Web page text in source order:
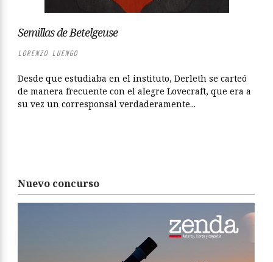
Semillas de Betelgeuse
LORENZO LUENGO
Desde que estudiaba en el instituto, Derleth se carteó
de manera frecuente con el alegre Lovecraft, que era a
su vez un corresponsal verdaderamente...
Nuevo concurso